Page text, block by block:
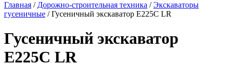
Главная / Дорожно-строительная техника /Экскаваторы
гусеничные /Гусеничный экскаватор E225C LR
Гусеничный экскаватор
E225C LR